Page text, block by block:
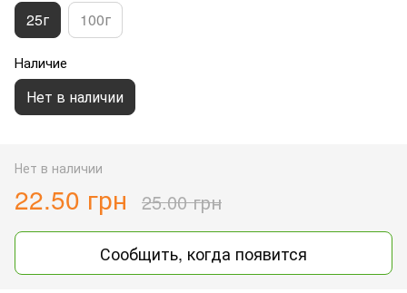
25г 100г
Наличие
Нет в наличии
Нет в наличии
22.50 грн 25.00 грн
Сообщить, когда появится